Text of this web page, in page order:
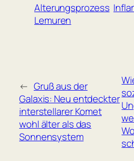
Alterungsprozess
Lemuren
← Gruß aus der
Galaxis: Neu entdeckter
interstellarer Komet
wohl älter als das
Sonnensystem